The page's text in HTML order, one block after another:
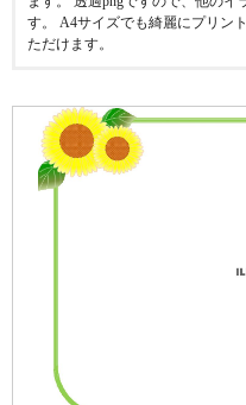
す。 A4サイズでも綺麗にプリン
ただけます。